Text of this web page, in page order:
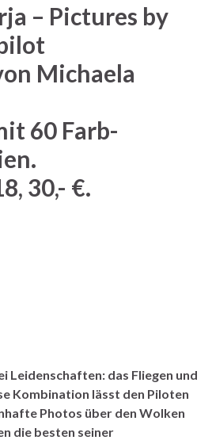
– Pictures by
Michaela
60 Farb-
30,- €.
Leidenschaften: das Fliegen und
Kombination lässt den Piloten
Photos über den Wolken
die besten seiner